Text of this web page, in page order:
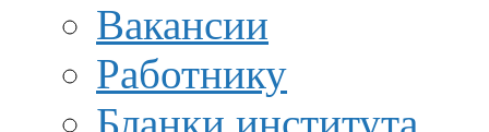
Вакансии
Работнику